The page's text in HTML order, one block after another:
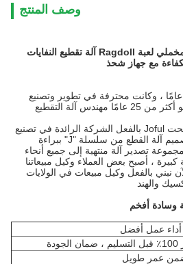
وصف المنتج
دمية وسادة ألعاب من نسيج مخملي لعبة Ragdoll آلة تقطيع النفايات
مع جهاز شحذ
تأسست شركة Joful منذ 15 عامًا ، وكانت محترفة في تطوير وتصنيع
أبحاث آلة التقطيع ، ورئيسنا هو أكثر من 25 عامًا مهندس آلة التقطيع
مع 15 عامًا من التطوير ، أصبحت Joful بالفعل الشركة الرائدة في تصنيع
آلات القطع في الصين ، تم تصميم آلة القطع من سلسلة "J" ببراءة
اختراع ، سنويًا أكثر من 700 مجموعة تصدير آلة منتهية إلى جميع أنحاء
، أصبح بعض العملاء وكيل مبيعاتنا
نبني بالفعل وكيل مبيعات في الولايات
والهند
وسادة أفخم
أداء عمل أفضل
تضمن عمر طويل